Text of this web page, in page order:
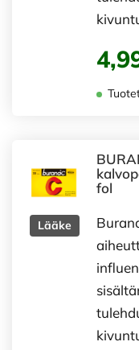
Lääke
fol